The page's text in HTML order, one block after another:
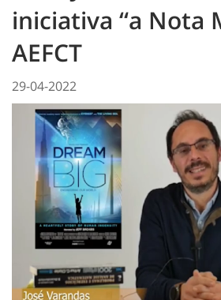
iniciativa “a Nota
AEFCT
29-04-2022